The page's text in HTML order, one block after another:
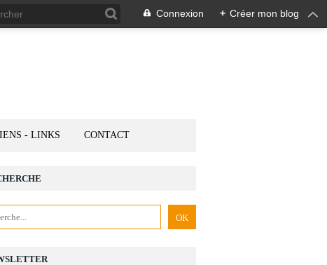
Connexion + Créer mon blog
- LINKS CONTACT